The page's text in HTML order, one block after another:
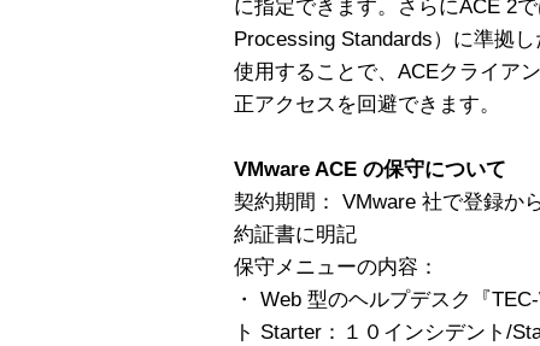
に指定できます。さらにACE 2
Processing Standards）に準拠
使用することで、ACEクライア
正アクセスを回避できます。
VMware ACE の保守について
契約期間： VMware 社で登録か
約証書に明記
保守メニューの内容：
・ Web 型のヘルプデスク『
ト Starter：１０インシデント/